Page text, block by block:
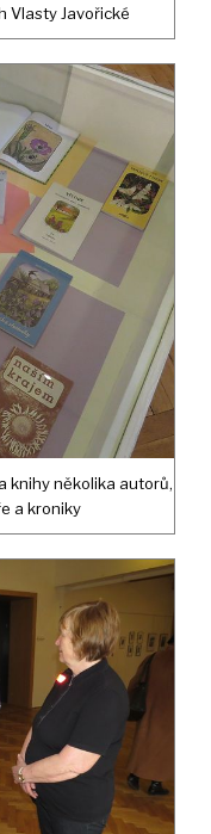
Vlasty Javořické
knihy několika autorů,
a kroniky